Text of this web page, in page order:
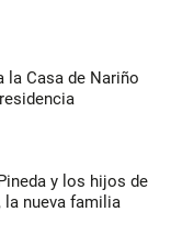
la Casa de Nariño
y los hijos de
la nueva familia